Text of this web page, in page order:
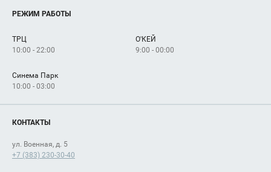
Услуги
Рекламодателям
Как добраться
РЕЖИМ РАБОТЫ
ТРЦ
10:00 - 22:00
О'КЕЙ
9:00 - 00:00
Синема Парк
10:00 - 03:00
КОНТАКТЫ
ул. Военная, д. 5
+7 (383) 230-30-40